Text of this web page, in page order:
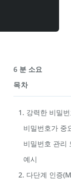
6 분 소요
목차
1. 강력한 비밀
비밀번호가 중
비밀번호 관리
예시
2. 다단계 인증